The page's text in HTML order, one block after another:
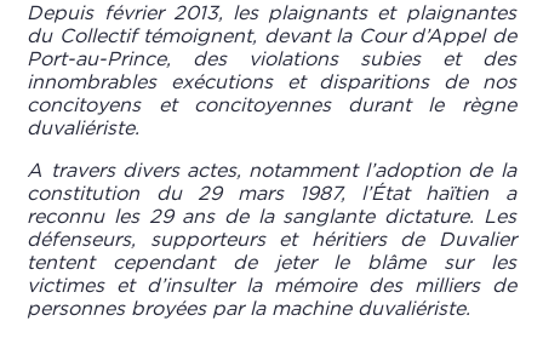
Depuis février 2013, les plaignants et plaignantes
du Collectif témoignent, devant la Cour d’Appel de
Port-au-Prince, des violations subies et des
innombrables exécutions et disparitions de nos
concitoyens et concitoyennes durant le règne
duvaliériste.
A travers divers actes, notamment l’adoption de la
constitution du 29 mars 1987, l’État haïtien a
reconnu les 29 ans de la sanglante dictature. Les
défenseurs, supporteurs et héritiers de Duvalier
tentent cependant de jeter le blâme sur les
victimes et d’insulter la mémoire des milliers de
personnes broyées par la machine duvaliériste.